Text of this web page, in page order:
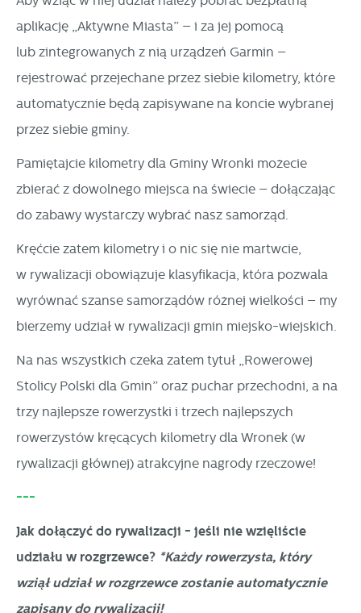
aplikację „Aktywne Miasta” – i za jej pomocą
lub zintegrowanych z nią urządzeń Garmin –
rejestrować przejechane przez siebie kilometry, które
automatycznie będą zapisywane na koncie wybranej
przez siebie gminy.
Pamiętajcie kilometry dla Gminy Wronki możecie
zbierać z dowolnego miejsca na świecie – dołączając
do zabawy wystarczy wybrać nasz samorząd.
Kręćcie zatem kilometry i o nic się nie martwcie,
w rywalizacji obowiązuje klasyfikacja, która pozwala
wyrównać szanse samorządów różnej wielkości – my
bierzemy udział w rywalizacji gmin miejsko-wiejskich.
Na nas wszystkich czeka zatem tytuł „Rowerowej
Stolicy Polski dla Gmin” oraz puchar przechodni, a na
trzy najlepsze rowerzystki i trzech najlepszych
rowerzystów kręcących kilometry dla Wronek (w
rywalizacji głównej) atrakcyjne nagrody rzeczowe!
---
Jak dołączyć do rywalizacji - jeśli nie wzięliście
udziału w rozgrzewce? *Każdy rowerzysta, który
wziął udział w rozgrzewce zostanie automatycznie
zapisany do rywalizacji!